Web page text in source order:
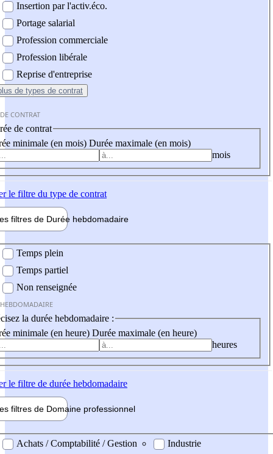
Insertion par l'activ.éco.
Portage salarial
Profession commerciale
Profession libérale
Reprise d'entreprise
de types de contrat
CONTRAT
de contrat
minimale (en mois) Durée maximale (en mois)
mois
le filtre du type de contrat
filtres de Durée hebdomadaire
Temps plein
Temps partiel
Non renseignée
la durée hebdomadaire :
minimale (en heure) Durée maximale (en heure)
heures
le filtre de durée hebdomadaire
filtres de Domaine professionnel
professionel
Achats / Comptabilité / Gestion
Industrie